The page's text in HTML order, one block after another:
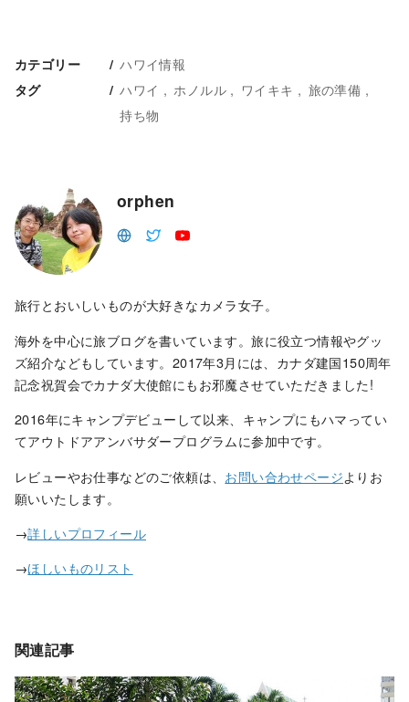
カテゴリー ハワイ情報
タグ ハワイ ホノルル ワイキキ
旅の準備
持ち物
orphen
旅行とおいしいものが大好きなカメラ女子。
海外を中心に旅ブログを書いています。旅に役立つ情報やグッ
ズ紹介などもしています。2017年3月には、カナダ建国150周年
記念祝賀会でカナダ大使館にもお邪魔させていただきました!
2016年にキャンプデビューして以来、キャンプにもハマってい
てアウトドアアンバサダープログラムに参加中です。
レビューやお仕事などのご依頼は、 お問い合わせページよりお
願いいたします。
→詳しいプロフィール
→ほしいものリスト
関連記事